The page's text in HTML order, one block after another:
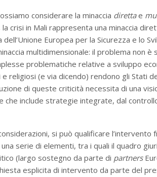
considerare la minaccia direttae
la crisi in Mali rappresenta una minaccia
Europea per la Sicurezza e lo
multidimensionale: il problema non è
problematiche relative a sviluppo
religiosi (e via dicendo) rendono gli Stati
di queste criticità necessita di una
che include strategie integrate, dal
si può qualificare
serie di elementi, tra i quali il quadro
(largo sostegno da parte di partners
esplicita di intervento da parte del